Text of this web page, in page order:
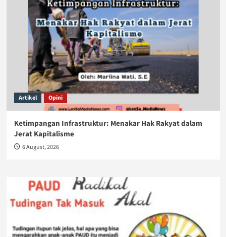
Artikel Opini
Ketimpangan Infrastruktur: Menakar Hak Rakyat dalam
Jerat Kapitalisme
6 August, 2026